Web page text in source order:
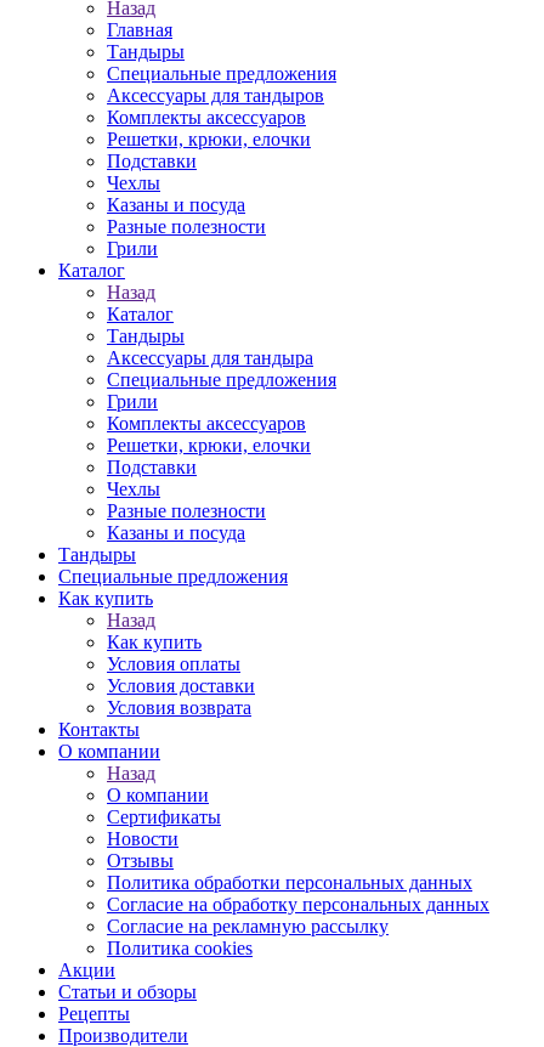
Назад
Главная
Тандыры
Специальные предложения
Аксессуары для тандыров
Комплекты аксессуаров
Решетки, крюки, елочки
Подставки
Чехлы
Казаны и посуда
Разные полезности
Грили
Каталог
Назад
Каталог
Тандыры
Аксессуары для тандыра
Специальные предложения
Грили
Комплекты аксессуаров
Решетки, крюки, елочки
Подставки
Чехлы
Разные полезности
Казаны и посуда
Тандыры
Специальные предложения
Как купить
Назад
Как купить
Условия оплаты
Условия доставки
Условия возврата
Контакты
О компании
Назад
О компании
Сертификаты
Новости
Отзывы
Политика обработки персональных данных
Согласие на обработку персональных данных
Согласие на рекламную рассылку
Политика cookies
Акции
Статьи и обзоры
Рецепты
Производители